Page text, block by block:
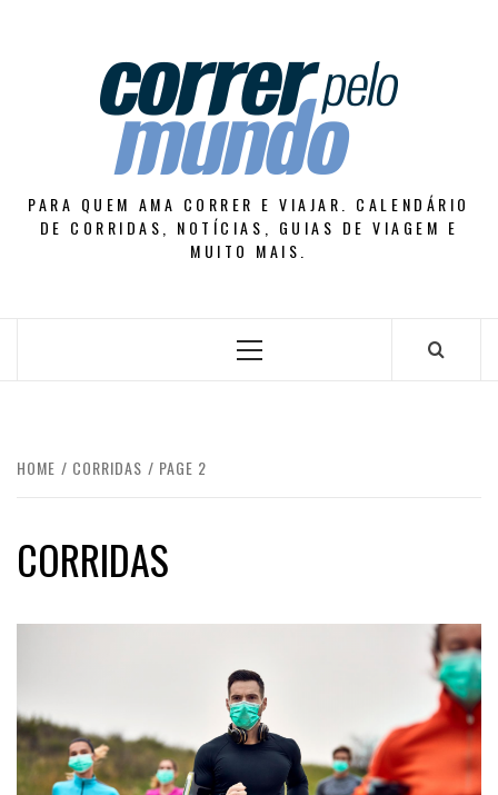
PARA QUEM AMA CORRER E VIAJAR. CALENDÁRIO
DE CORRIDAS, NOTÍCIAS, GUIAS DE VIAGEM E
MUITO MAIS.
Primary
HOME CORRIDAS PAGE 2
CORRIDAS